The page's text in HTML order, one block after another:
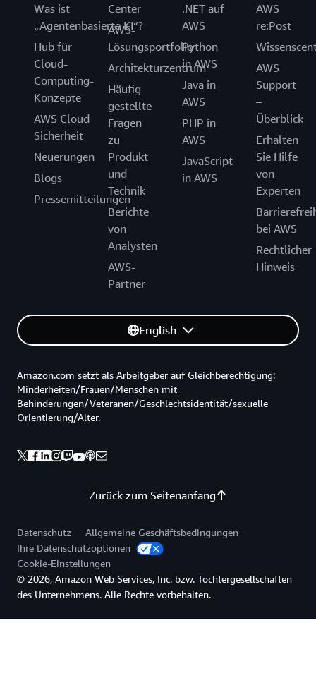
Was ist
„Agentenbasierte KI“?
Hub für
Cloud-
Computing-
Konzepte
AWS Cloud
Sicherheit
Neuerungen
Blogs
Pressemitteilungen
Center
AWS-
Lösungsportfolio
Architekturzentrum
Häufig
gestellte
Fragen
zu
Produkt
und
Technik
Berichte
von
Analysten
AWS-
Partner
.NET auf
AWS
Python
in AWS
Java in
AWS
PHP in
AWS
JavaScript
in AWS
AWS
re:Post
AWS
Support
–
Überblick
Erhalten
Sie Hilfe
von
Experten
bei AWS
Rechtlicher
Hinweis
English
Zurück zum Seitenanfang
Amazon.com setzt als Arbeitgeber auf Gleichberechtigung:
Minderheiten/Frauen/Menschen mit
Behinderungen/Veteranen/Geschlechtsidentität/sexuelle
Orientierung/Alter.
Datenschutz
Allgemeine Geschäftsbedingungen
Ihre Datenschutzoptionen
Cookie-Einstellungen
© 2026, Amazon Web Services, Inc. bzw. Tochtergesellschaften
des Unternehmens. Alle Rechte vorbehalten.